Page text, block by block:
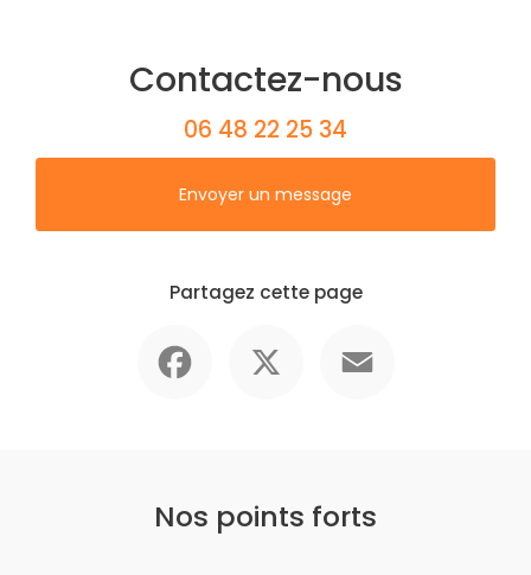
Contactez-nous
06 48 22 25 34
Envoyer un message
Partagez cette page
Nos points forts